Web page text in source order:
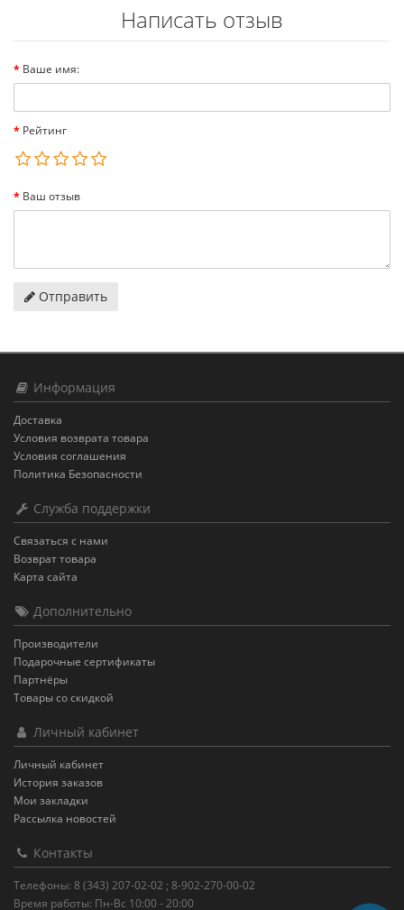
Написать отзыв
Ваше имя:
Рейтинг
Ваш отзыв
Отправить
Информация
Доставка
Условия возврата товара
Условия соглашения
Политика Безопасности
Служба поддержки
Связаться с нами
Возврат товара
Карта сайта
Дополнительно
Производители
Подарочные сертификаты
Партнёры
Товары со скидкой
Личный кабинет
Личный кабинет
История заказов
Мои закладки
Рассылка новостей
Контакты
Телефоны: 8 (343) 207-02-02 ; 8-902-270-00-02
Время работы: Пн-Вс 10:00 - 20:00